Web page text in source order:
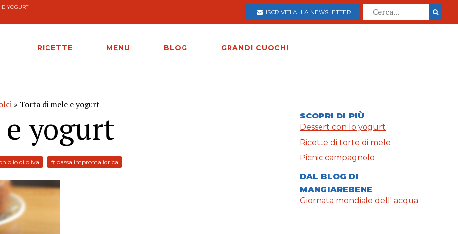
E YOGURT
ISCRIVITI ALLA NEWSLETTER
RICETTE MENU BLOG GRANDI CUOCHI
» Torta di mele e yogurt
yogurt
olio di oliva # bassa impronta idrica
SCOPRI DI PIÙ
Dessert con lo yogurt
Ricette di torte di mele
Picnic campagnolo
DAL BLOG DI
MANGIAREBENE
Giornata mondiale dell' acqua